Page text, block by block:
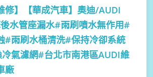
修】
【華成汽車】奧迪/AUDI
水管座漏水#雨刷噴水無作用#
#雨刷水桶清洗#保持冷卻系統
氣濾網#台北市南港區AUDI維
廠